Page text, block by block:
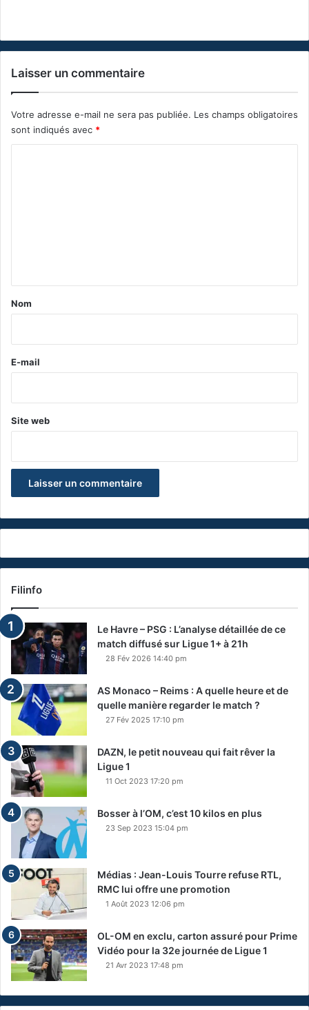
Laisser un commentaire
Votre adresse e-mail ne sera pas publiée. Les champs obligatoires
sont indiqués avec *
a
e
Nom
E-mail
Site web
Filinfo
Le Havre – PSG : L’analyse détaillée de ce
match diffusé sur Ligue 1+ à 21h
28 Fév 2026 14:40 pm
AS Monaco – Reims : A quelle heure et de
quelle manière regarder le match ?
27 Fév 2025 17:10 pm
DAZN, le petit nouveau qui fait rêver la
Ligue 1
11 Oct 2023 17:20 pm
Bosser à l’OM, c’est 10 kilos en plus
23 Sep 2023 15:04 pm
Médias : Jean-Louis Tourre refuse RTL,
RMC lui offre une promotion
1 Août 2023 12:06 pm
OL-OM en exclu, carton assuré pour Prime
Vidéo pour la 32e journée de Ligue 1
21 Avr 2023 17:48 pm